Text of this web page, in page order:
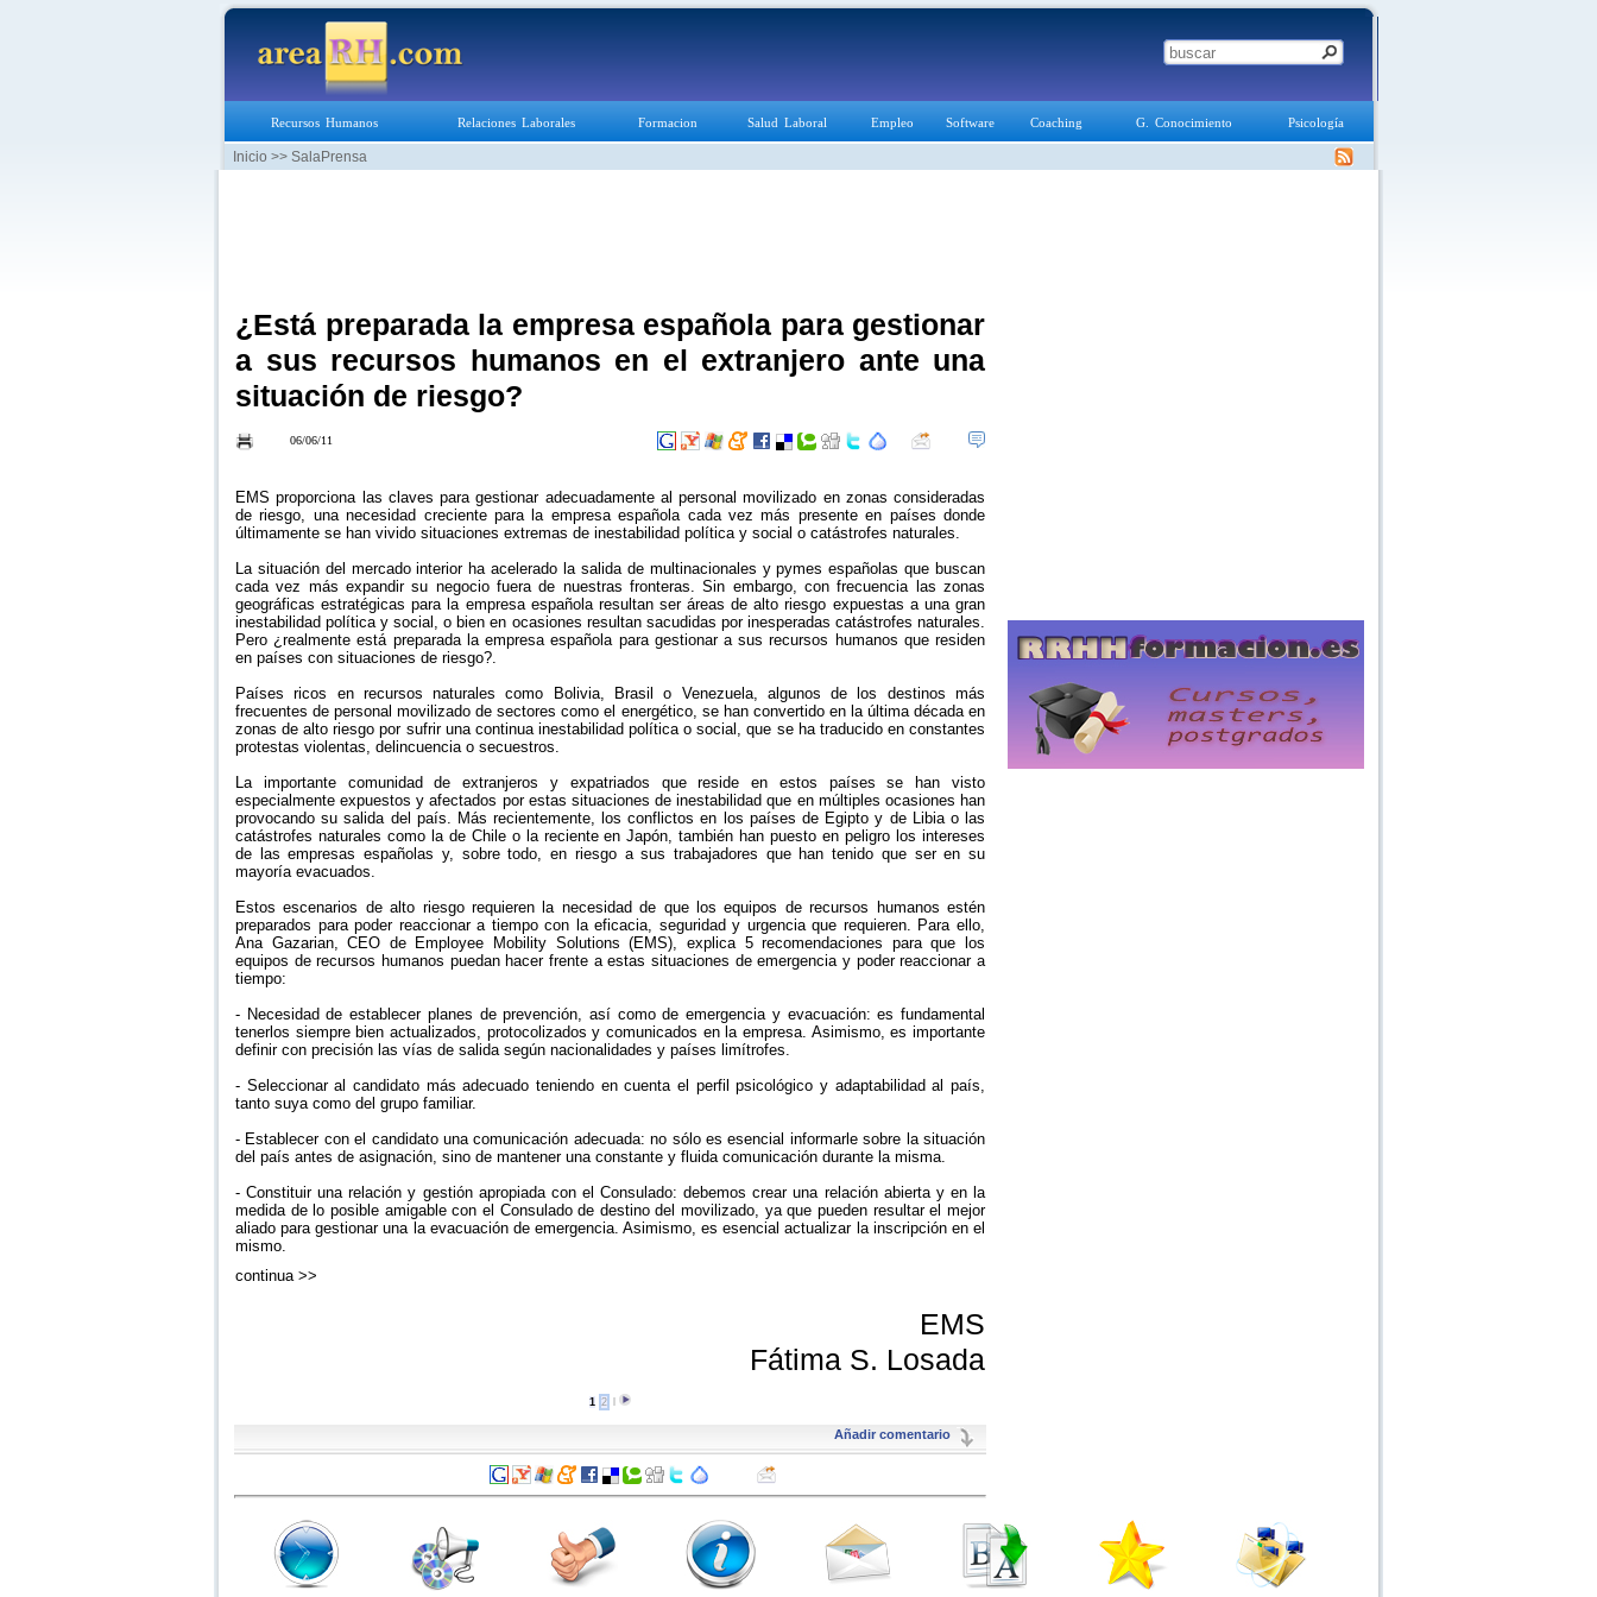
Recursos Humanos Relaciones Laborales Formacion Salud Laboral Empleo Software Coaching G. Conocimiento Psicología
Inicio >> SalaPrensa
¿Está preparada la empresa española para gestionar
a sus recursos humanos en el extranjero ante una
situación de riesgo?
06/06/11
EMS proporciona las claves para gestionar adecuadamente al personal movilizado en zonas consideradas
de riesgo, una necesidad creciente para la empresa española cada vez más presente en países donde
últimamente se han vivido situaciones extremas de inestabilidad política y social o catástrofes naturales.
La situación del mercado interior ha acelerado la salida de multinacionales y pymes españolas que buscan
cada vez más expandir su negocio fuera de nuestras fronteras. Sin embargo, con frecuencia las zonas
geográficas estratégicas para la empresa española resultan ser áreas de alto riesgo expuestas a una gran
inestabilidad política y social, o bien en ocasiones resultan sacudidas por inesperadas catástrofes naturales.
Pero ¿realmente está preparada la empresa española para gestionar a sus recursos humanos que residen
en países con situaciones de riesgo?.
Países ricos en recursos naturales como Bolivia, Brasil o Venezuela, algunos de los destinos más
frecuentes de personal movilizado de sectores como el energético, se han convertido en la última década en
zonas de alto riesgo por sufrir una continua inestabilidad política o social, que se ha traducido en constantes
protestas violentas, delincuencia o secuestros.
La importante comunidad de extranjeros y expatriados que reside en estos países se han visto
especialmente expuestos y afectados por estas situaciones de inestabilidad que en múltiples ocasiones han
provocando su salida del país. Más recientemente, los conflictos en los países de Egipto y de Libia o las
catástrofes naturales como la de Chile o la reciente en Japón, también han puesto en peligro los intereses
de las empresas españolas y, sobre todo, en riesgo a sus trabajadores que han tenido que ser en su
mayoría evacuados.
Estos escenarios de alto riesgo requieren la necesidad de que los equipos de recursos humanos estén
preparados para poder reaccionar a tiempo con la eficacia, seguridad y urgencia que requieren. Para ello,
Ana Gazarian, CEO de Employee Mobility Solutions (EMS), explica 5 recomendaciones para que los
equipos de recursos humanos puedan hacer frente a estas situaciones de emergencia y poder reaccionar a
tiempo:
- Necesidad de establecer planes de prevención, así como de emergencia y evacuación: es fundamental
tenerlos siempre bien actualizados, protocolizados y comunicados en la empresa. Asimismo, es importante
definir con precisión las vías de salida según nacionalidades y países limítrofes.
- Seleccionar al candidato más adecuado teniendo en cuenta el perfil psicológico y adaptabilidad al país,
tanto suya como del grupo familiar.
- Establecer con el candidato una comunicación adecuada: no sólo es esencial informarle sobre la situación
del país antes de asignación, sino de mantener una constante y fluida comunicación durante la misma.
- Constituir una relación y gestión apropiada con el Consulado: debemos crear una relación abierta y en la
medida de lo posible amigable con el Consulado de destino del movilizado, ya que pueden resultar el mejor
aliado para gestionar una la evacuación de emergencia. Asimismo, es esencial actualizar la inscripción en el
mismo.
continua >>
EMS
Fátima S. Losada
1 2
Añadir comentario